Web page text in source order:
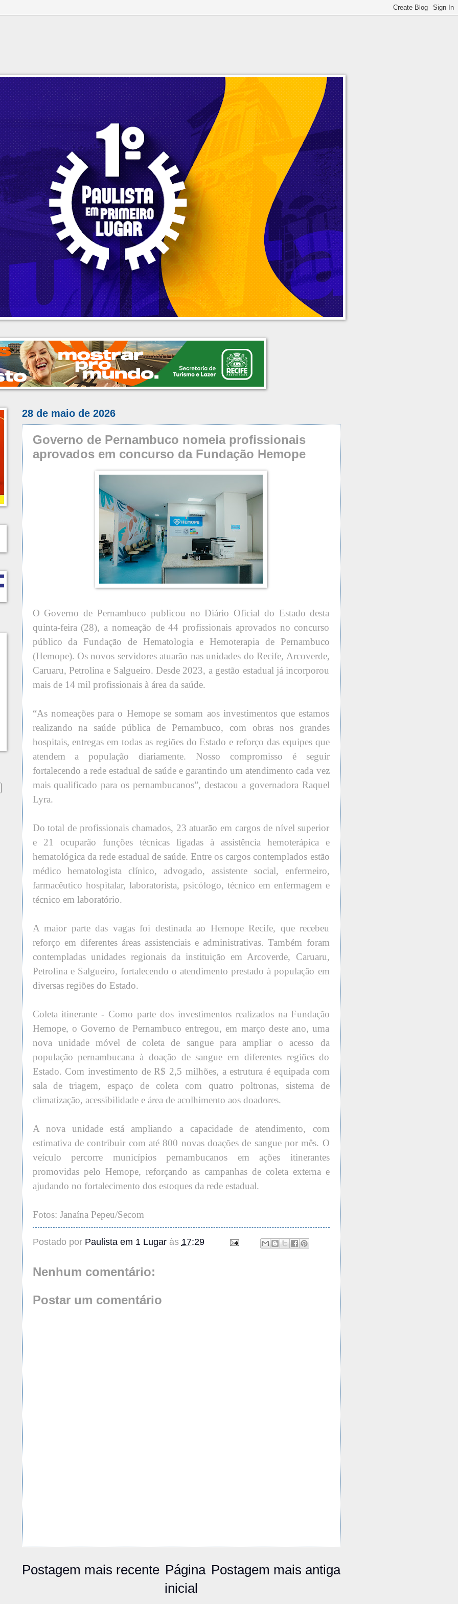
28 de maio de 2026
Governo de Pernambuco nomeia profissionais
aprovados em concurso da Fundação Hemope
O Governo de Pernambuco publicou no Diário Oficial do Estado desta
quinta-feira (28), a nomeação de 44 profissionais aprovados no concurso
público da Fundação de Hematologia e Hemoterapia de Pernambuco
(Hemope). Os novos servidores atuarão nas unidades do Recife, Arcoverde,
Caruaru, Petrolina e Salgueiro. Desde 2023, a gestão estadual já incorporou
mais de 14 mil profissionais à área da saúde.
“As nomeações para o Hemope se somam aos investimentos que estamos
realizando na saúde pública de Pernambuco, com obras nos grandes
hospitais, entregas em todas as regiões do Estado e reforço das equipes que
atendem a população diariamente. Nosso compromisso é seguir
fortalecendo a rede estadual de saúde e garantindo um atendimento cada vez
mais qualificado para os pernambucanos”, destacou a governadora Raquel
Lyra.
Do total de profissionais chamados, 23 atuarão em cargos de nível superior
e 21 ocuparão funções técnicas ligadas à assistência hemoterápica e
hematológica da rede estadual de saúde. Entre os cargos contemplados estão
médico hematologista clínico, advogado, assistente social, enfermeiro,
farmacêutico hospitalar, laboratorista, psicólogo, técnico em enfermagem e
técnico em laboratório.
A maior parte das vagas foi destinada ao Hemope Recife, que recebeu
reforço em diferentes áreas assistenciais e administrativas. Também foram
contempladas unidades regionais da instituição em Arcoverde, Caruaru,
Petrolina e Salgueiro, fortalecendo o atendimento prestado à população em
diversas regiões do Estado.
Coleta itinerante - Como parte dos investimentos realizados na Fundação
Hemope, o Governo de Pernambuco entregou, em março deste ano, uma
nova unidade móvel de coleta de sangue para ampliar o acesso da
população pernambucana à doação de sangue em diferentes regiões do
Estado. Com investimento de R$ 2,5 milhões, a estrutura é equipada com
sala de triagem, espaço de coleta com quatro poltronas, sistema de
climatização, acessibilidade e área de acolhimento aos doadores.
A nova unidade está ampliando a capacidade de atendimento, com
estimativa de contribuir com até 800 novas doações de sangue por mês. O
veículo percorre municípios pernambucanos em ações itinerantes
promovidas pelo Hemope, reforçando as campanhas de coleta externa e
ajudando no fortalecimento dos estoques da rede estadual.
Fotos: Janaína Pepeu/Secom
Postado por Paulista em 1 Lugar às 17:29
Nenhum comentário:
Postar um comentário
Postagem mais recente Postagem mais antiga
Página
inicial